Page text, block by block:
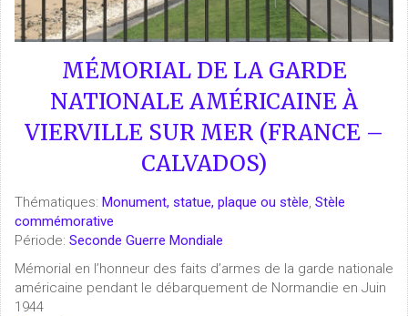
MÉMORIAL DE LA GARDE
NATIONALE AMÉRICAINE À
VIERVILLE SUR MER (FRANCE –
CALVADOS)
Thématiques: Monument, statue, plaque ou stèle, Stèle
commémorative
Période: Seconde Guerre Mondiale
Mémorial en l’honneur des faits d’armes de la garde nationale
américaine pendant le débarquement de Normandie en Juin
1944